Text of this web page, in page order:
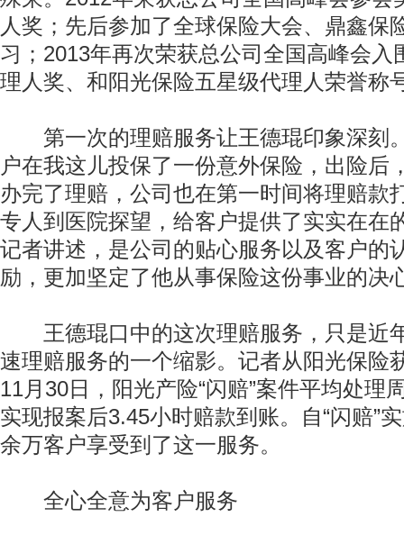
人奖；先后参加了全球保险大会、鼎鑫保
习；2013年再次荣获总公司全国高峰会入
理人奖、和阳光保险五星级代理人荣誉称
第一次的理赔服务让王德琨印象深刻
户在我这儿投保了一份意外保险，出险后
办完了理赔，公司也在第一时间将理赔款
专人到医院探望，给客户提供了实实在在
记者讲述，是公司的贴心服务以及客户的
励，更加坚定了他从事保险这份事业的决
王德琨口中的这次理赔服务，只是近
速理赔服务的一个缩影。记者从阳光保险
11月30日，阳光产险“闪赔”案件平均处理
实现报案后3.45小时赔款到账。自“闪赔”
余万客户享受到了这一服务。
全心全意为客户服务